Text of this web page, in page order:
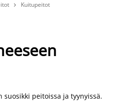
 Kuitupeitot
peitoissa ja tyynyissä.